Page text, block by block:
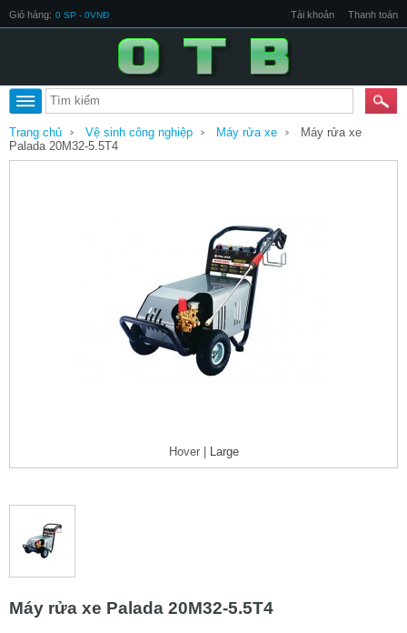
Giỏ hàng: 0 SP - 0VNĐ Tài khoản Thanh toán
Trang chủ Vệ sinh công nghiệp Máy rửa xe
Máy rửa xe
Palada 20M32-5.5T4
Hover | Large
Máy rửa xe Palada 20M32-5.5T4